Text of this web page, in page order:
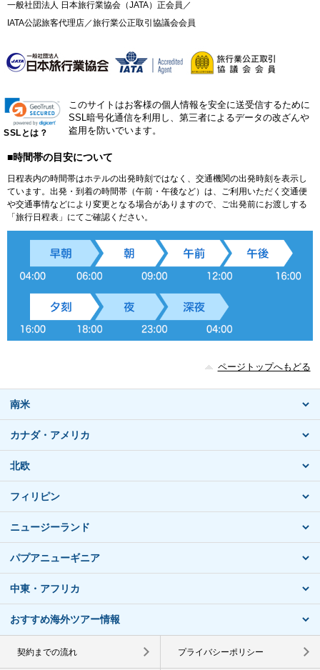
一般社団法人 日本旅行業協会（JATA）正会員／
IATA公認旅客代理店／旅行業公正取引協議会会員
SSLとは？
このサイトはお客様の個人情報を安全に送受信するために
SSL暗号化通信を利用し、第三者によるデータの改ざんや
盗用を防いでいます。
■時間帯の目安について
日程表内の時間帯はホテルの出発時刻ではなく、交通機関の出発時刻を表示し
ています。出発・到着の時間帯（午前・午後など）は、ご利用いただく交通便
や交通事情などにより変更となる場合がありますので、ご出発前にお渡しする
「旅行日程表」にてご確認ください。
ページトップへもどる
南米
カナダ・アメリカ
北欧
フィリピン
ニュージーランド
パプアニューギニア
中東・アフリカ
おすすめ海外ツアー情報
契約までの流れ プライバシーポリシー